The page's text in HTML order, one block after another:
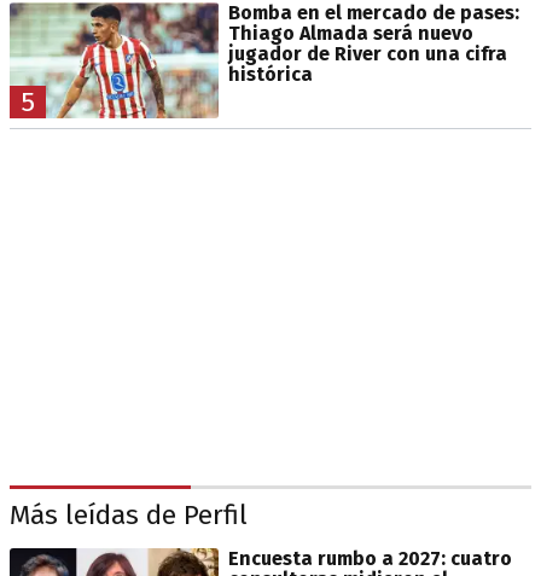
5
Bomba en el mercado de pases:
Thiago Almada será nuevo
jugador de River con una cifra
histórica
Más leídas de Perfil
Encuesta rumbo a 2027: cuatro